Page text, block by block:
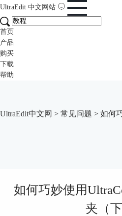
UltraEdit 中文网站
首页
产品
购买
下载
帮助
UltraEdit中文网 > 常见问题 > 如何
如何巧妙使用
夹（下